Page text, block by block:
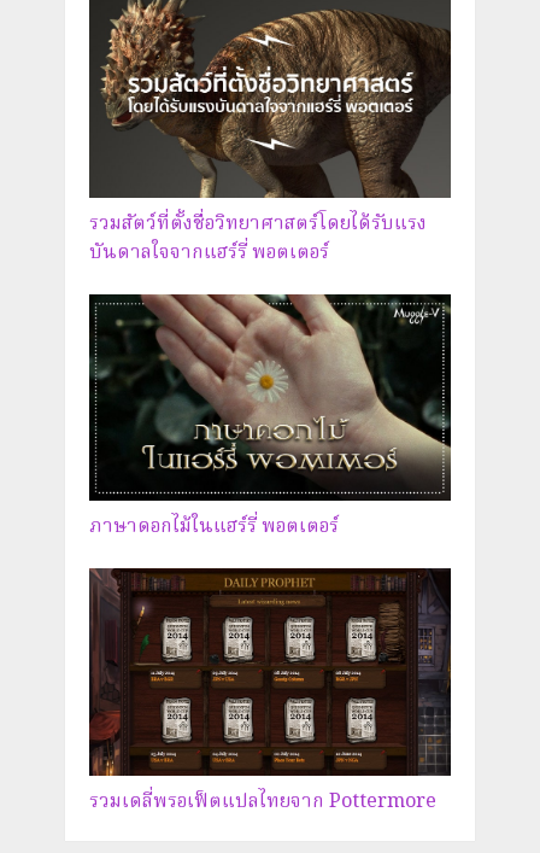
รวมสัตว์ที่ตั้งชื่อวิทยาศาสตร์โดยได้รับแรง
บันดาลใจจากแฮร์รี่ พอตเตอร์
ภาษาดอกไม้ในแฮร์รี่ พอตเตอร์
รวมเดลี่พรอเฟ็ตแปลไทยจาก Pottermore